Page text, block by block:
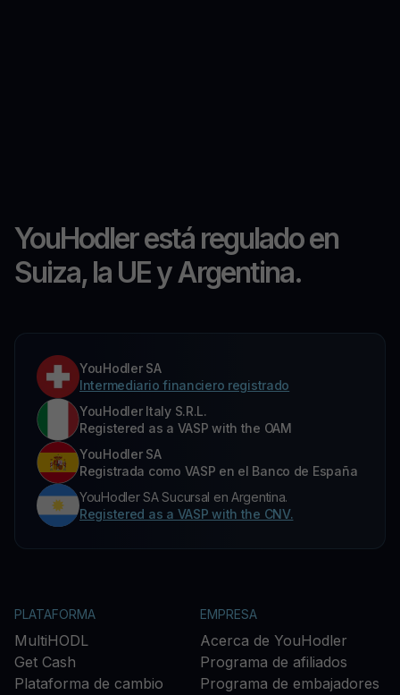
YouHodler está regulado en
Suiza, la UE y Argentina.
YouHodler SA
Intermediario financiero registrado
YouHodler Italy S.R.L.
Registered as a VASP with the OAM
YouHodler SA
Registrada como VASP en el Banco de España
YouHodler SA Sucursal en Argentina.
Registered as a VASP with the CNV.
PLATAFORMA
MultiHODL
Get Cash
Plataforma de cambio
EMPRESA
Acerca de YouHodler
Programa de afiliados
Programa de embajadores